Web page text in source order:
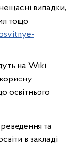
випадки,
тощо
на Wiki
корисну
освітнього
та
в закладі